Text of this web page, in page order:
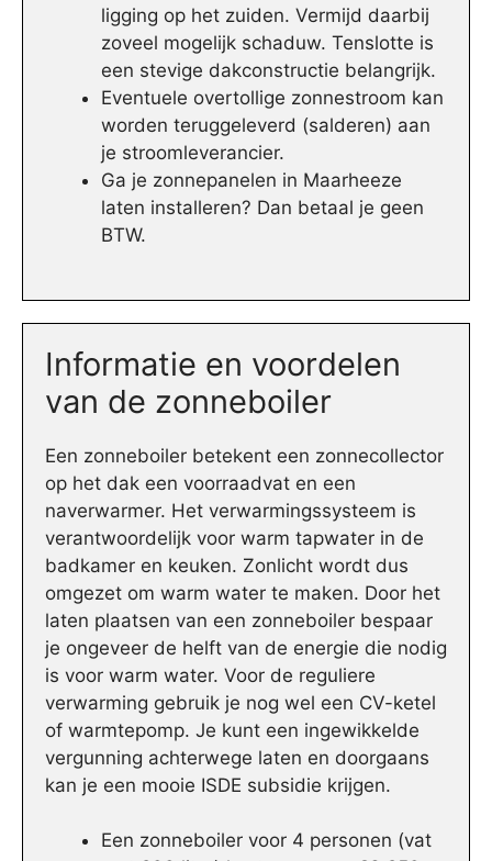
ligging op het zuiden. Vermijd daarbij
zoveel mogelijk schaduw. Tenslotte is
een stevige dakconstructie belangrijk.
Eventuele overtollige zonnestroom kan
worden teruggeleverd (salderen) aan
je stroomleverancier.
Ga je zonnepanelen in Maarheeze
laten installeren? Dan betaal je geen
BTW.
Informatie en voordelen
van de zonneboiler
Een zonneboiler betekent een zonnecollector
op het dak een voorraadvat en een
naverwarmer. Het verwarmingssysteem is
verantwoordelijk voor warm tapwater in de
badkamer en keuken. Zonlicht wordt dus
omgezet om warm water te maken. Door het
laten plaatsen van een zonneboiler bespaar
je ongeveer de helft van de energie die nodig
is voor warm water. Voor de reguliere
verwarming gebruik je nog wel een CV-ketel
of warmtepomp. Je kunt een ingewikkelde
vergunning achterwege laten en doorgaans
kan je een mooie ISDE subsidie krijgen.
Een zonneboiler voor 4 personen (vat